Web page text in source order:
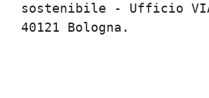
sostenibile -